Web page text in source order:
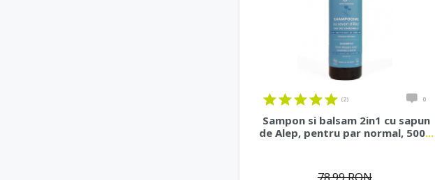
(2) 0
Sampon si balsam 2in1 cu sapun
de Alep, pentru par normal, 500...